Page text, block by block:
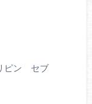
ピン セブ